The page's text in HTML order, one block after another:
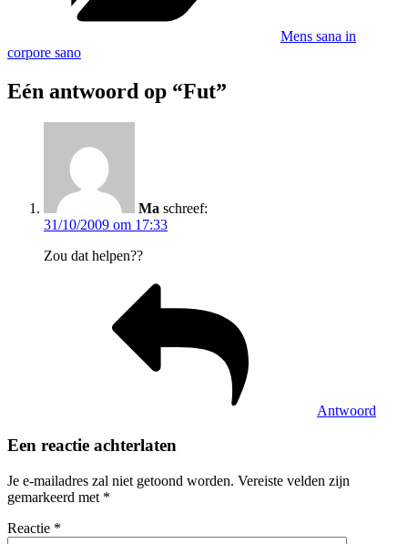
Mens sana in
corpore sano
Eén antwoord op “Fut”
Ma schreef:
31/10/2009 om 17:33
Zou dat helpen??
Antwoord
Een reactie achterlaten
Je e-mailadres zal niet getoond worden. Vereiste velden zijn
gemarkeerd met *
Reactie *